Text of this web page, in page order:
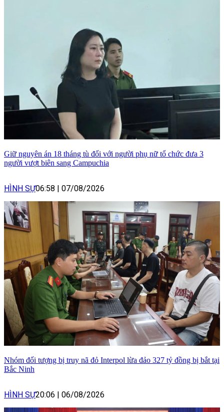
Giữ nguyên án 18 tháng tù đối với người phụ nữ tổ chức đưa 3
người vượt biên sang Campuchia
HÌNH SỰ06:58 | 07/08/2026
Nhóm đối tượng bị truy nã đỏ Interpol lừa đảo 327 tỷ đồng bị bắt tại
Bắc Ninh
HÌNH SỰ20:06 | 06/08/2026